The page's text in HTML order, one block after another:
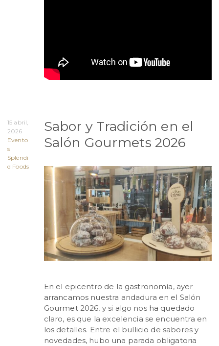
15 abril,
2026
Evento
s
Splendi
d Foods
Sabor y Tradición en el
Salón Gourmets 2026
En el epicentro de la gastronomía, ayer
arrancamos nuestra andadura en el Salón
Gourmet 2026, y si algo nos ha quedado
claro, es que la excelencia se encuentra en
los detalles. Entre el bullicio de sabores y
novedades, hubo una parada obligatoria